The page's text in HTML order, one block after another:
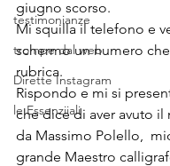
testimonianze
trompe dal web
Dirette Instagram
le Essenziiali
giugno scorso.
Mi squilla il telefono e
schermo un numero
rubrica.
Rispondo e mi si
che dice di aver avuto il
da Massimo Polello,
grande Maestro